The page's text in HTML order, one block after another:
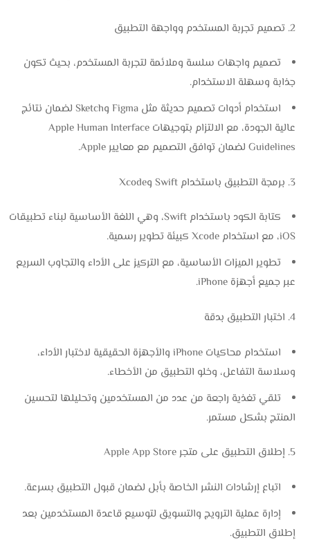
تصميم تجربة المستخدم وواجهة التطبيق
تصميم واجهات سلسة وملائمة لتجربة المستخدم، بحيث تكون
جذابة وسهلة الاستخدام.
استخدام أدوات تصميم حديثة مثل Figma وSketch لضمان نتائج
عالية الجودة، مع الالتزام بتوجيهات Apple Human Interface
Guidelines لضمان توافق التصميم مع معايير Apple.
برمجة التطبيق باستخدام Swift وXcode
كتابة الكود باستخدام Swift، وهي اللغة الأساسية لبناء تطبيقات
iOS، مع استخدام Xcode كبيئة تطوير رسمية.
تطوير الميزات الأساسية، مع التركيز على الأداء والتجاوب السريع
عبر جميع أجهزة iPhone.
اختبار التطبيق بدقة
استخدام محاكيات iPhone والأجهزة الحقيقية لاختبار الأداء،
وسلاسة التفاعل، وخلو التطبيق من الأخطاء.
تلقي تغذية راجعة من عدد من المستخدمين وتحليلها لتحسين
المنتج بشكل مستمر.
إطلاق التطبيق على متجر Apple App Store
اتباع إرشادات النشر الخاصة بأبل لضمان قبول التطبيق بسرعة.
إدارة عملية الترويج والتسويق لتوسيع قاعدة المستخدمين بعد
إطلاق التطبيق.